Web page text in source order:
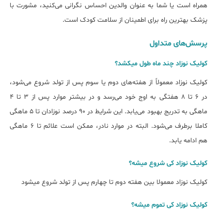
همراه است یا شما به عنوان والدین احساس نگرانی می‌کنید، مشورت با
پزشک بهترین راه برای اطمینان از سلامت کودک است.
پرسش‌های متداول
کولیک نوزاد چند ماه طول میکشد؟
کولیک نوزاد معمولاً از هفته‌های دوم یا سوم پس از تولد شروع می‌شود،
در ۶ تا ۸ هفتگی به اوج خود می‌رسد و در بیشتر موارد پس از ۳ تا ۴
ماهگی به تدریج بهبود می‌یابد. این شرایط در ۹۰ درصد نوزادان تا ۵ ماهگی
کاملا برطرف می‌شود. البته در موارد نادر، ممکن است علائم تا ۶ ماهگی
هم ادامه یابد.
کولیک نوزاد کی شروع میشه؟
کولیک نوزاد معمولا بین هفته دوم تا چهارم پس از تولد شروع میشود
کولیک نوزاد کی تموم میشه؟